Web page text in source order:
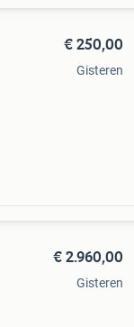
€ 250,00
Gisteren
€ 2.960,00
Gisteren